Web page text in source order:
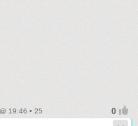
19:46 • 25